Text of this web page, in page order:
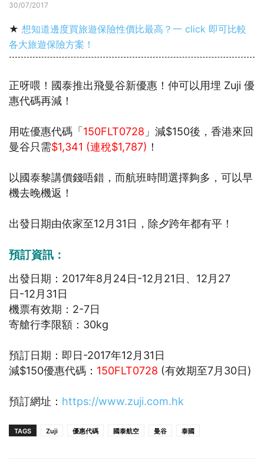
30/07/2017
★ 想知道邊度買旅遊保險性價比最高？一 click 即可比較
各大旅遊保險方案！
正呀喂！國泰推出飛曼谷新優惠！仲可以用埋 Zuji 優
惠代碼再減！
用咗優惠代碼「 150FLT0728 」減$150後，香港來回
曼谷只需$1,341 (連稅$1,787) ！
以國泰黎講價錢唔錯，而航班時間選擇夠多，可以早
機去晚機返！
出發日期由依家至12月31日，除夕跨年都有平！
預訂資訊：
出發日期：2017年8月24日-12月21日、12月27
日-12月31日
機票有效期：2-7日
寄艙行李限額：30kg
預訂日期：即日-2017年12月31日
減$150優惠代碼： 150FLT0728 (有效期至7月30日)
預訂網址： https://www.zuji.com.hk
TAGS Zuji 優惠代碼 國泰航空 曼谷 泰國